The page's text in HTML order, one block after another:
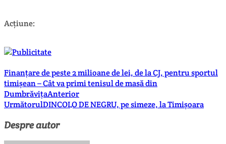
Acțiune:
Finanțare de peste 2 milioane de lei, de la CJ, pentru sportul
timișean – Cât va primi tenisul de masă din
DumbrăvițaAnterior
UrmătorulDINCOLO DE NEGRU, pe simeze, la Timișoara
Despre autor